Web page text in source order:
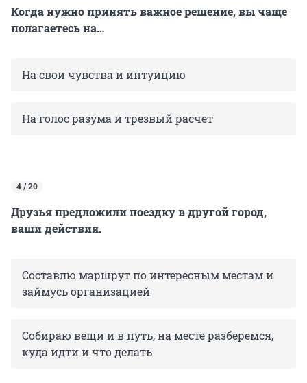
Когда нужно принять важное решение, вы чаще
полагаетесь на…
На свои чувства и интуицию
На голос разума и трезвый расчет
4 / 20
Друзья предложили поездку в другой город,
ваши действия.
Составлю маршрут по интересным местам и
займусь организацией
Собираю вещи и в путь, на месте разберемся,
куда идти и что делать